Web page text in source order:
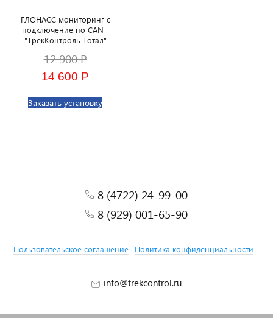
ГЛОНАСС мониторинг с
подключение по CAN -
"ТрекКонтроль Тотал"
12 900 Р
14 600 Р
Заказать установку
8 (4722) 24-99-00
8 (929) 001-65-90
Пользовательское соглашение Политика конфиденциальности
info@trekcontrol.ru